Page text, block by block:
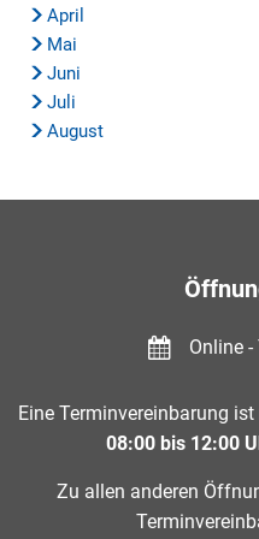
April
Mai
Juni
Juli
August
Online
Eine Terminvereinbarung ist
08:00 bis 12:00
Zu allen anderen